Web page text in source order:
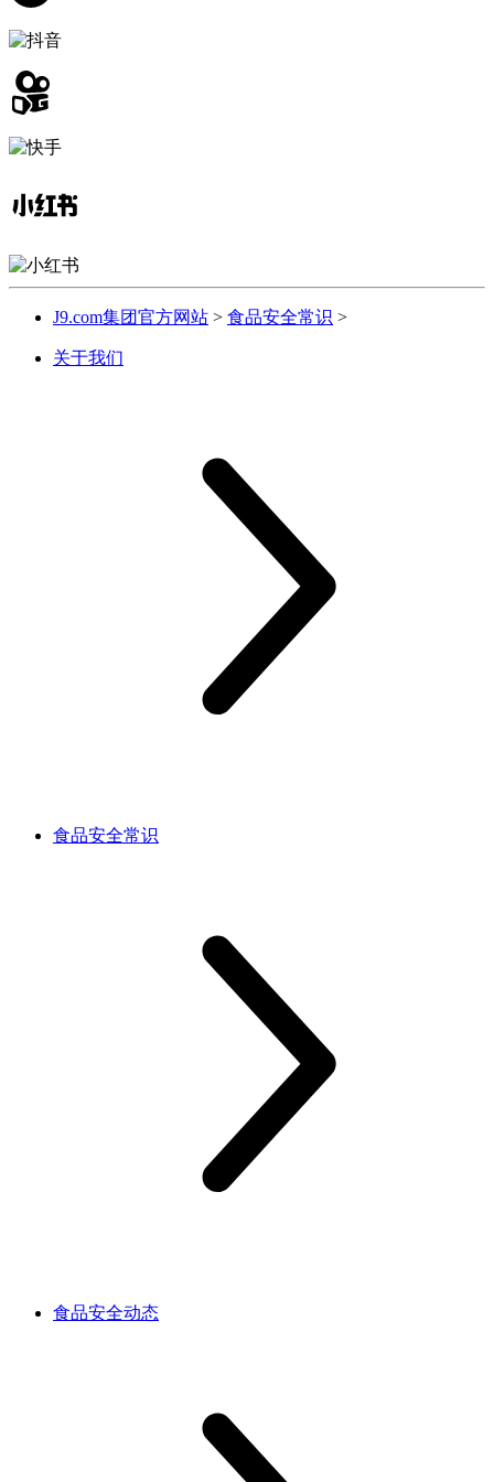
J9.com集团官方网站 > 食品安全常识 >
关于我们
食品安全常识
食品安全动态